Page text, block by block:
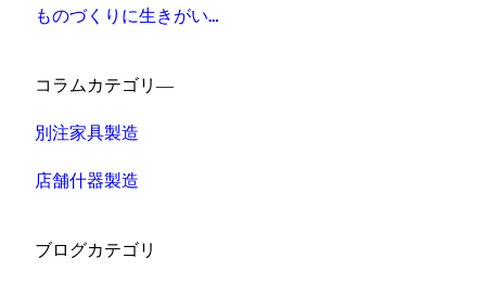
ものづくりに生きがい…
コラムカテゴリ―
別注家具製造
店舗什器製造
ブログカテゴリ